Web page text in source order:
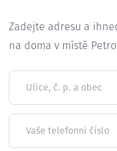
Zadejte adresu a
na doma v místě
Ulice, č. p. a obec
Vaše telefonní číslo